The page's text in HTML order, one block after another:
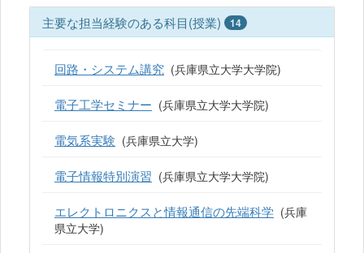
主要な担当経験のある科目(授業) 14
回路・システム講究 (兵庫県立大学大学院)
電子工学セミナー (兵庫県立大学大学院)
電気系実験 (兵庫県立大学)
電子情報特別演習 (兵庫県立大学大学院)
エレクトロニクスと情報通信の先端科学 (兵庫
県立大学)